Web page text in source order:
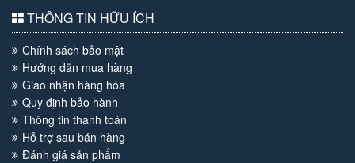
THÔNG TIN HỮU ÍCH
Chính sách bảo mật
Hướng dẫn mua hàng
Giao nhận hàng hóa
Quy định bảo hành
Thông tin thanh toán
Hỗ trợ sau bán hàng
Đánh giá sản phẩm